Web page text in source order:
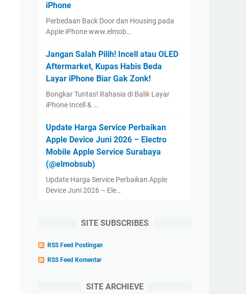
iPhone
Perbedaan Back Door dan Housing pada
Apple iPhone www.elmob…
Jangan Salah Pilih! Incell atau OLED
Aftermarket, Kupas Habis Beda
Layar iPhone Biar Gak Zonk!
Bongkar Tuntas! Rahasia di Balik Layar
iPhone Incell & …
Update Harga Service Perbaikan
Apple Device Juni 2026 – Electro
Mobile Apple Service Surabaya
(@elmobsub)
Update Harga Service Perbaikan Apple
Device Juni 2026 – Ele…
SITE SUBSCRIBES
RSS Feed Postingan
RSS Feed Komentar
SITE ARCHIEVE